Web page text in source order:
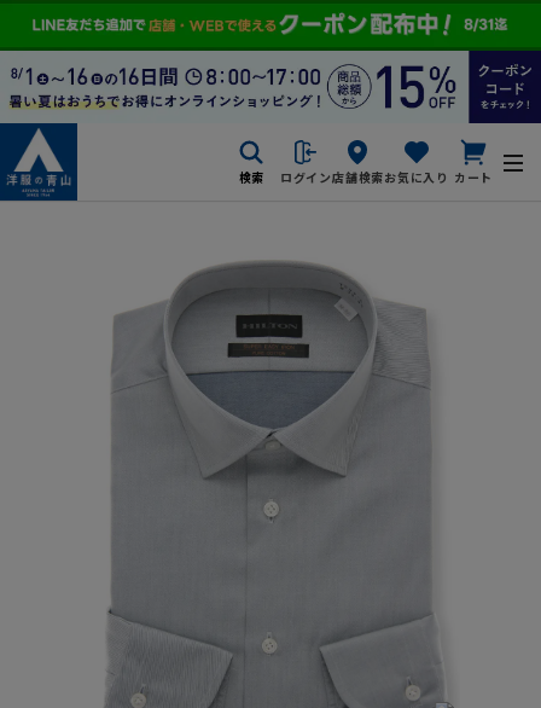
検索 ログイン店舗検索お気に入り カート